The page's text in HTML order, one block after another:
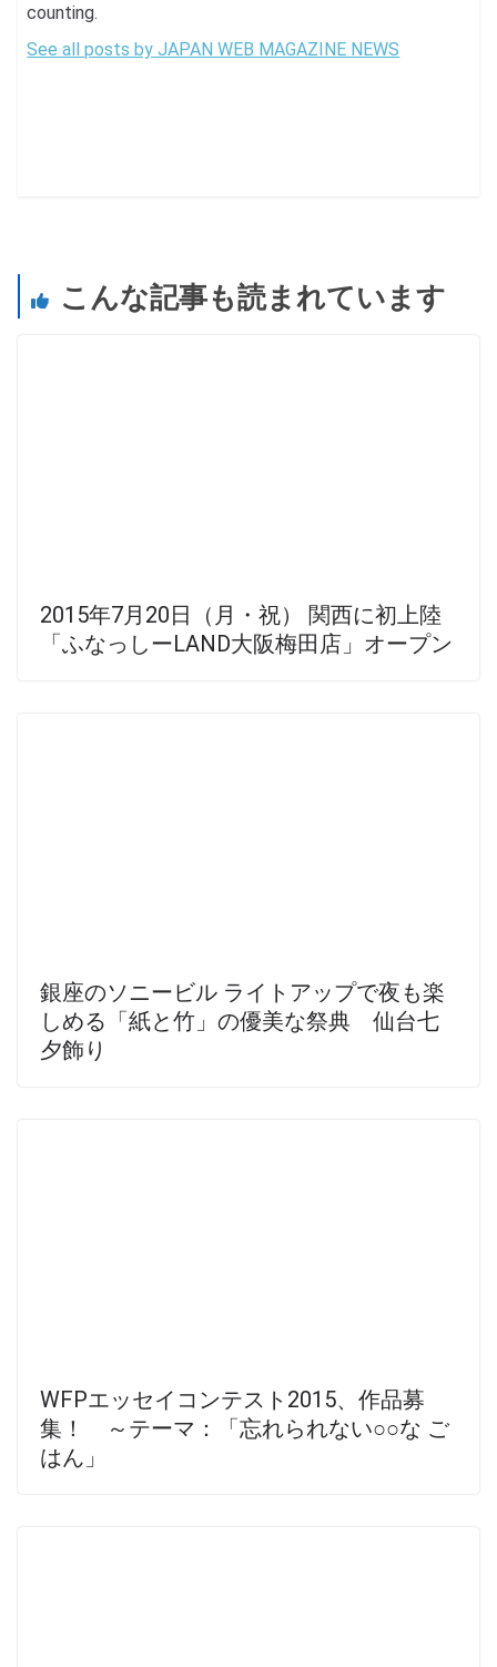
counting.
See all posts by JAPAN WEB MAGAZINE NEWS
こんな記事も読まれています
2015年7月20日（月・祝） 関西に初上陸
「ふなっしーLAND大阪梅田店」オープン
銀座のソニービル ライトアップで夜も楽
しめる「紙と竹」の優美な祭典 仙台七
夕飾り
WFPエッセイコンテスト2015、作品募
集！ ～テーマ：「忘れられない○○な ご
はん」